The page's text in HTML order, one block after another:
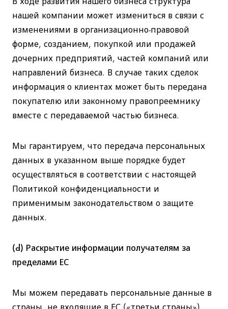
нашей компании может измениться в связи с
изменениями в организационно-правовой
форме, созданием, покупкой или продажей
дочерних предприятий, частей компаний или
направлений бизнеса. В случае таких сделок
информация о клиентах может быть передана
покупателю или законному правопреемнику
вместе с передаваемой частью бизнеса.
Мы гарантируем, что передача персональных
данных в указанном выше порядке будет
осуществляться в соответствии с настоящей
Политикой конфиденциальности и
применимым законодательством о защите
данных.
(d) Раскрытие информации получателям за
пределами ЕС
Мы можем передавать персональные данные в
страны, не входящие в ЕС («третьи страны»).